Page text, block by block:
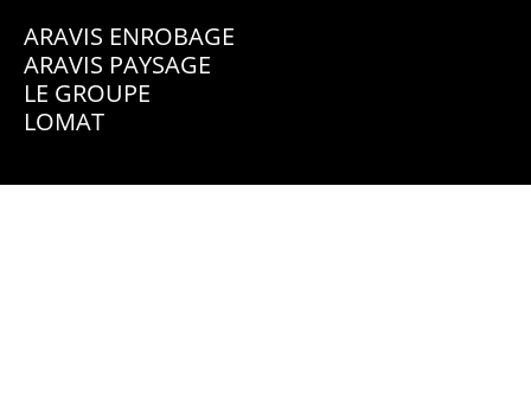
ARAVIS ENROBAGE
ARAVIS PAYSAGE
LE GROUPE
LOMAT